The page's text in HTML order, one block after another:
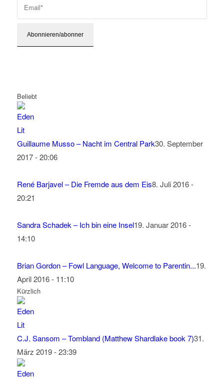
Beliebt
Guillaume Musso – Nacht im Central Park30. September
2017 - 20:06
René Barjavel – Die Fremde aus dem Eis8. Juli 2016 -
20:21
Sandra Schadek – Ich bin eine Insel19. Januar 2016 -
14:10
Brian Gordon – Fowl Language, Welcome to Parentin...19.
April 2016 - 11:10
Kürzlich
C.J. Sansom – Tombland (Matthew Shardlake book 7)31.
März 2019 - 23:39